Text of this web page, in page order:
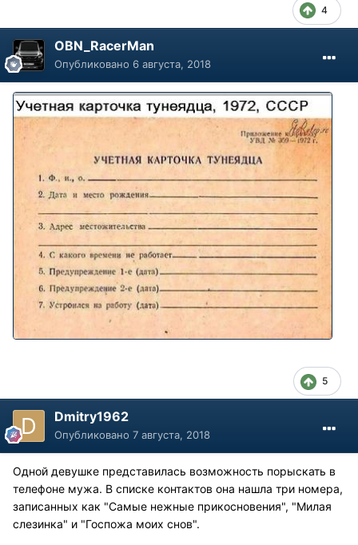
4
OBN_RacerMan
Опубликовано 6 августа, 2018
5
Dmitry1962
Опубликовано 7 августа, 2018
Одной девушке представилась возможность порыскать в
телефоне мужа. В списке контактов она нашла три номера,
записанных как "Самые нежные прикосновения", "Милая
слезинка" и "Госпожа моих снов".